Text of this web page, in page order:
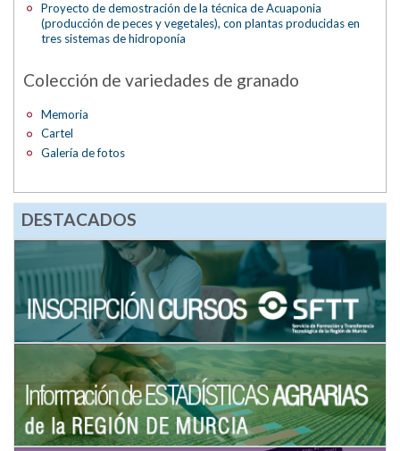
Proyecto de demostración de la técnica de Acuaponia
(producción de peces y vegetales), con plantas producidas en
tres sistemas de hidroponía
Colección de variedades de granado
Memoria
Cartel
Galería de fotos
DESTACADOS